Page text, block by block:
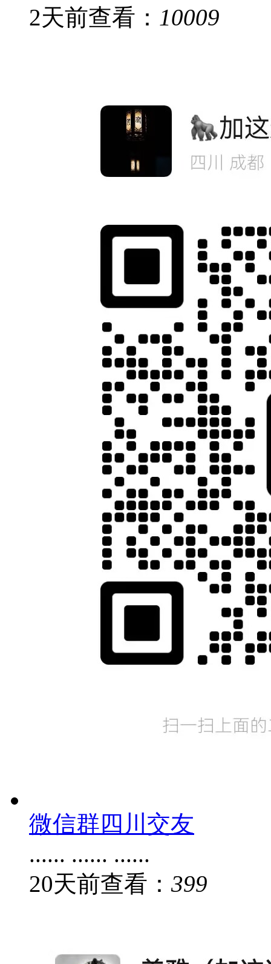
2天前查看： 10009
微信群四川交友
...... ...... ......
20天前查看： 399